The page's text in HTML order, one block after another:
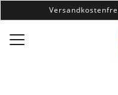
100% veganes